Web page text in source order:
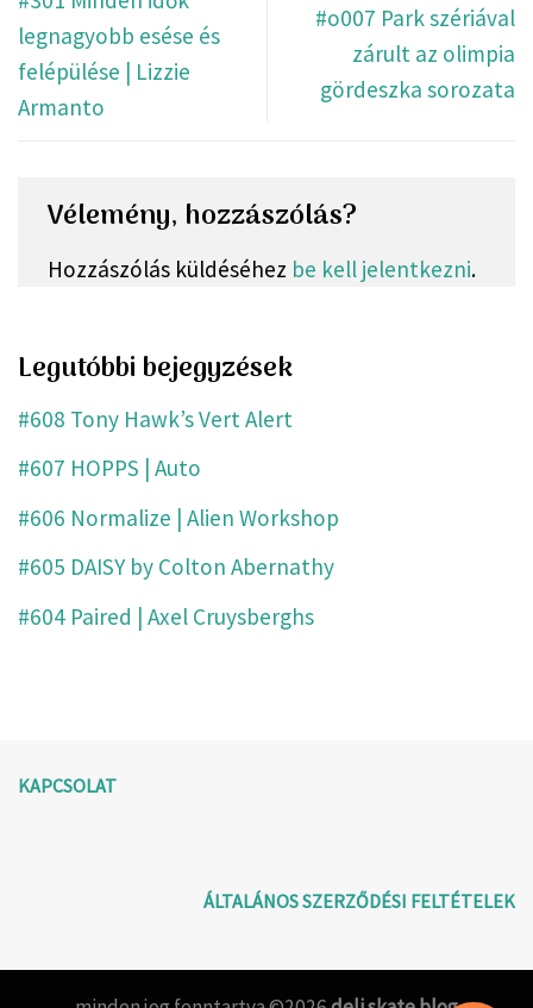
legnagyobb esése és
felépülése | Lizzie
Armanto
#o007 Park szériával
zárult az olimpia
gördeszka sorozata
Vélemény, hozzászólás?
Hozzászólás küldéséhez be kell jelentkezni.
Legutóbbi bejegyzések
#608 Tony Hawk’s Vert Alert
#607 HOPPS | Auto
#606 Normalize | Alien Workshop
#605 DAISY by Colton Abernathy
#604 Paired | Axel Cruysberghs
KAPCSOLAT
ÁLTALÁNOS SZERZŐDÉSI FELTÉTELEK